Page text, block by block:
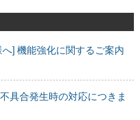
] 機能強化に関するご案内
具合発生時の対応につきま